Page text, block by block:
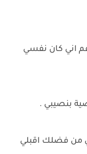
اني كان نفسي
بنصيبي .
من فضلك اقبلي